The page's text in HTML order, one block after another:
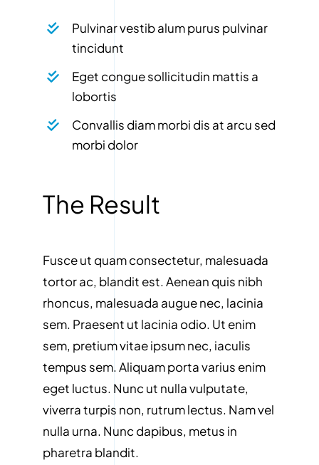
Pulvinar vestib alum purus pulvinar
tincidunt
Eget congue sollicitudin mattis a
lobortis
Convallis diam morbi dis at arcu sed
morbi dolor
The Result
Fusce ut quam consectetur, malesuada
tortor ac, blandit est. Aenean quis nibh
rhoncus, malesuada augue nec, lacinia
sem. Praesent ut lacinia odio. Ut enim
sem, pretium vitae ipsum nec, iaculis
tempus sem. Aliquam porta varius enim
eget luctus. Nunc ut nulla vulputate,
viverra turpis non, rutrum lectus. Nam vel
nulla urna. Nunc dapibus, metus in
pharetra blandit.